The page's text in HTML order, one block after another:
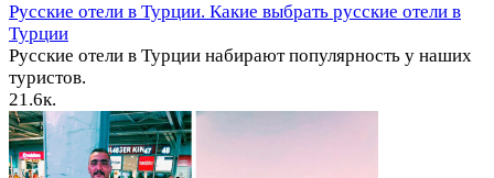
Русские отели в Турции. Какие выбрать русские отели в
Турции
Русские отели в Турции набирают популярность у наших
туристов.
21.6к.